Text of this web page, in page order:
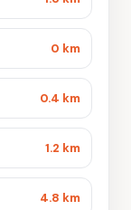
0 km
0.4 km
1.2 km
4.8 km